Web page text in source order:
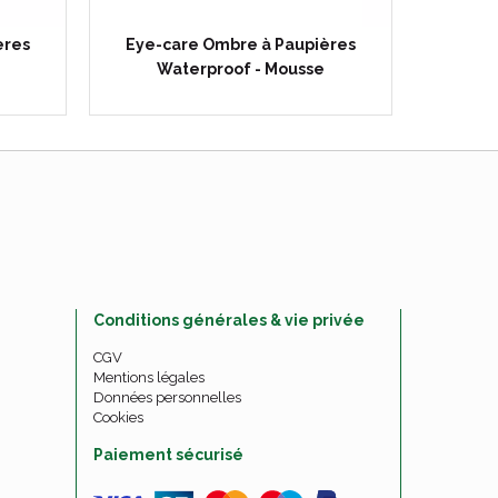
Eye-care Ombre à Paupières
Waterproof - Mousse
Conditions générales & vie privée
CGV
Mentions légales
Données personnelles
Cookies
Paiement sécurisé